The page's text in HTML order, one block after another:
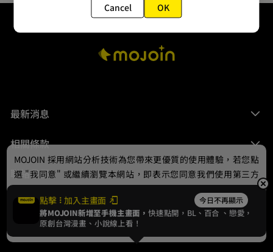
最新消息
相關條款
聯絡我們
© 2024 gamania Digital Entertainment Co., Ltd.
點擊 加入主畫面 今日不再顯示
將MOJOIN新增至手機主畫面，快速點開，BL、 百合 、戀愛，
原創台灣漫畫、小說線上看！
MOJOIN 採用網站分析技術為您帶來更優質的使用體驗，若您點
選 "我同意" 或繼續瀏覽本網站，即表示您同意我們使用第三方
Cookie，欲瞭解更多資訊請見隱私權政策。
我同意
Cancel OK